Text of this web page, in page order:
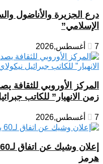
درع الجزيرة والأناضول
الإسلامي”
7 أغسطس,2026
المركز الأوروبي
زمن الانهيار” للكاتب
7 أغسطس,2026
هرمز